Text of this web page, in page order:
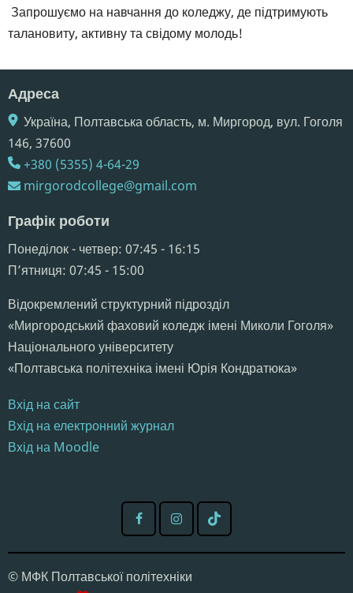
Запрошуємо на навчання до коледжу, де підтримують
талановиту, активну та свідому молодь!
Адреса
Україна, Полтавська область, м. Миргород, вул. Гоголя
146,​ 37600
+380 (5355) 4-64-29
mirgorodcollege@gmail.com
Графік роботи
Понеділок - четвер: 07:45 - 16:15
Пʼятниця: 07:45 - 15:00
Відокремлений структурний підрозділ
«Миргородський фаховий коледж імені Миколи Гоголя»
Національного університету
«Полтавська політехніка імені Юрія Кондратюка»
Вхід на сайт
Вхід на електронний журнал
Вхід на Moodle
© МФК Полтавської політехніки